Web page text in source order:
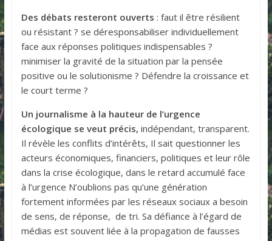
Des débats resteront ouverts : faut il être résilient
ou résistant ? se déresponsabiliser individuellement
face aux réponses politiques indispensables ?
minimiser la gravité de la situation par la pensée
positive ou le solutionisme ? Défendre la croissance et
le court terme ?
Un journalisme à la hauteur de l’urgence
écologique se veut précis, indépendant, transparent.
Il révèle les conflits d’intérêts, Il sait questionner les
acteurs économiques, financiers, politiques et leur rôle
dans la crise écologique, dans le retard accumulé face
à l’urgence N’oublions pas qu’une génération
fortement informées par les réseaux sociaux a besoin
de sens, de réponse, de tri. Sa défiance à l’égard de
médias est souvent liée à la propagation de fausses